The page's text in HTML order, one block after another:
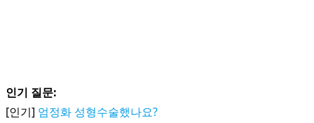
인기 질문:
[인기] 엄정화 성형수술했나요?